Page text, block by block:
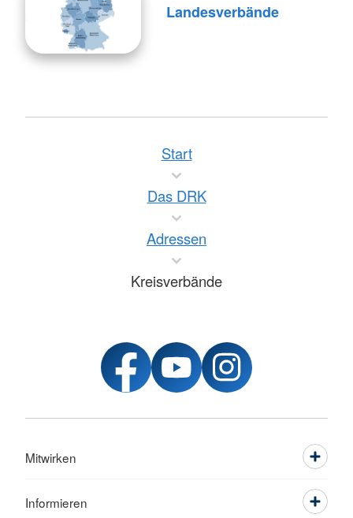
Landesverbände
Start
Das DRK
Adressen
Kreisverbände
Mitwirken
Informieren